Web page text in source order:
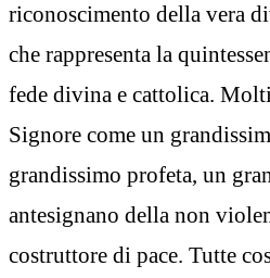
riconoscimento della vera
che rappresenta la
fede divina e cattolica.
Signore come un
grandissimo profeta, un
antesignano della non
costruttore di pace. Tutte